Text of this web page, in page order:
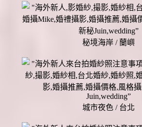
秘境海岸 / 蘭嶼
城市夜色 / 台北